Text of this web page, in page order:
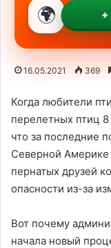
🌍
16.05.2021 369
Когда любители
перелетных птиц
что за последние
Северной Америке
пернатых друзей
опасности из-за
Вот почему
начала новый